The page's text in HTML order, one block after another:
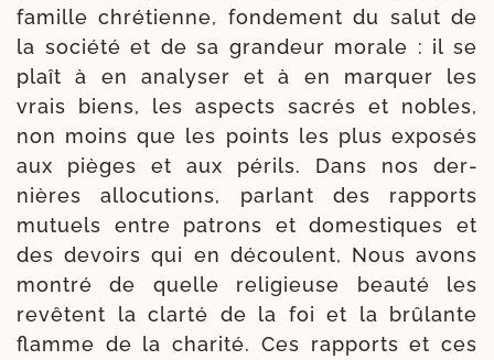
famille chré­tienne, fon­de­ment du salut de
la socié­té et de sa gran­deur morale : il se
plaît à en ana­ly­ser et à en mar­quer les
vrais biens, les aspects sacrés et nobles,
non moins que les points les plus expo­sés
aux pièges et aux périls. Dans nos der­
nières allo­cu­tions, par­lant des rap­ports
mutuels entre patrons et domes­tiques et
des devoirs qui en découlent, Nous avons
mon­tré de quelle reli­gieuse beau­té les
revêtent la clar­té de la foi et la brû­lante
flamme de la cha­ri­té. Ces rap­ports et ces